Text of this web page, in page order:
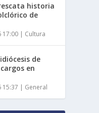
historia
de
17:00 | Cultura
de
en
15:37 | General